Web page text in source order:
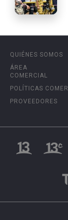
QUIÉNES SOMOS
ÁREA
COMERCIAL
POLÍTICAS
PROVEEDORES